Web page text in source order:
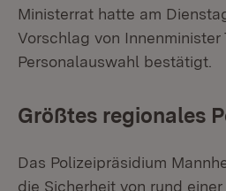
Ministerrat hatte am
Vorschlag von
Personalauswahl bestätigt.
Größtes regionales
Das Polizeipräsidium
die Sicherheit von rund